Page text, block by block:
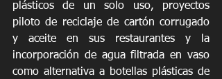
plásticos de un solo uso, proyectos
piloto de reciclaje de cartón corrugado
y aceite en sus restaurantes y la
incorporación de agua filtrada en vaso
como alternativa a botellas plásticas de